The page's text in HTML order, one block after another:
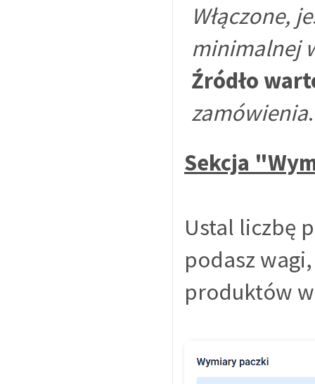
Włączone,
minimalnej
Źródło
zamówienia.
Sekcja
Ustal liczbę
podasz
produktów